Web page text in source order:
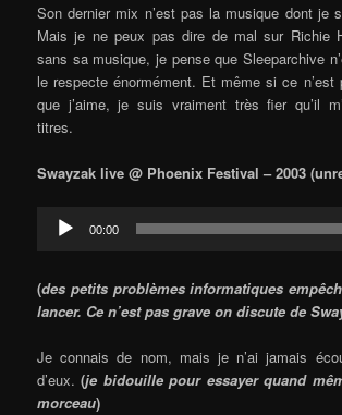
Son dernier mix n’est pas la musique dont je
Mais je ne peux pas dire de mal sur Richie
sans sa musique, je pense que Sleeparchive
le respecte énormément. Et même si ce
que j’aime, je suis vraiment très fier qu’il
titres.
Swayzak live @ Phoenix Festival – 2003
Audio
Player
00:00
(des petits problèmes informatiques
lancer. Ce n’est pas grave on discute de
Je connais de nom, mais je n’ai jamais
d’eux.(je bidouille pour essayer quand
morceau)